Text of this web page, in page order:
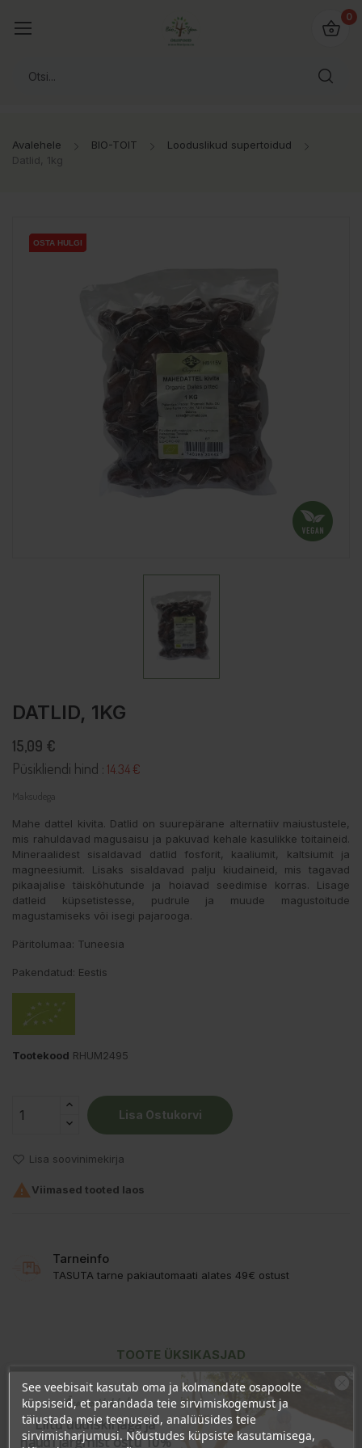
0
Avalehele BIO-TOIT
Looduslikud supertoidud
Datlid, 1kg
OSTA HULGI
OSTA HULGI
OSTA HULGI
DATLID, 1KG
15,09 €
Püsikliendi hind : 14.34 €
Maksudega
Mahe dattel kivita. Datlid on suurepärane alternatiiv maiustustele,
mis rahuldavad magusaisu ja pakuvad kehale kasulikke toitaineid.
Mineraalidest sisaldavad datlid fosforit, kaaliumit, kaltsiumit ja
magneesiumit. Lisaks sisaldavad palju kiudaineid, mis tagavad
pikaajalise täiskõhutunde ja hoiavad seedimise korras. Lisage
datleid küpsetistesse, pudrule ja muude magustoitude
magustamiseks või isegi pajarooga.
Päritolumaa: Tuneesia
Pakendatud: Eestis
Tootekood RHUM2495
Lisa Ostukorvi
Lisa soovinimekirja
 Viimased tooted laos
Tarneinfo
TASUTA tarne pakiautomaati alates 49€ ostust
TOOTE ÜKSIKASJAD
KLIENDI KOMMENTAARID
See veebisait kasutab oma ja kolmandate osapoolte
küpsiseid, et parandada teie sirvimiskogemust ja
täiustada meie teenuseid, analüüsides teie
sirvimisharjumusi. Nõustudes küpsiste kasutamisega,
Ära veel lahku!
Liitu uudiskirjaga ja
naudi järgmist ostu 10%